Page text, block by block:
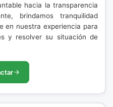
hacia la transparencia
brindamos tranquilidad
en nuestra experiencia para
y resolver su situación de